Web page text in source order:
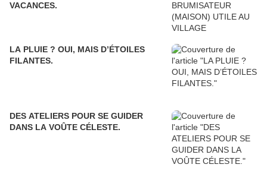
VACANCES.
LA PLUIE ? OUI, MAIS D’ÉTOILES
FILANTES.
DES ATELIERS POUR SE GUIDER
DANS LA VOÛTE CÉLESTE.